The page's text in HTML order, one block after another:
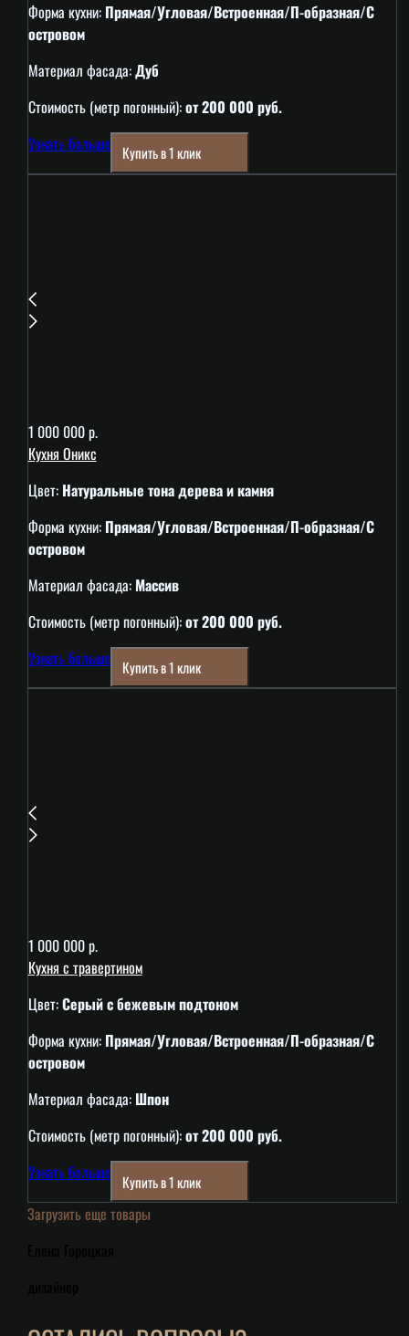
Форма кухни: Прямая/Угловая/Встроенная/П-образная/С
островом
Материал фасада:Дуб
Стоимость (метр погонный):от 200 000 руб.
Узнать больше
Купить в 1 клик
1 000 000 р.
Кухня Оникс
Цвет: Натуральные тона дерева и камня
Форма кухни: Прямая/Угловая/Встроенная/П-образная/С
островом
Материал фасада: Массив
Стоимость (метр погонный):от 200 000 руб.
Узнать больше
Купить в 1 клик
1 000 000 р.
Кухня с травертином
Цвет:Серый с бежевым подтоном
Форма кухни: Прямая/Угловая/Встроенная/П-образная/С
островом
Материал фасада: Шпон
Стоимость (метр погонный):от 200 000 руб.
Узнать больше
Купить в 1 клик
Загрузить еще товары